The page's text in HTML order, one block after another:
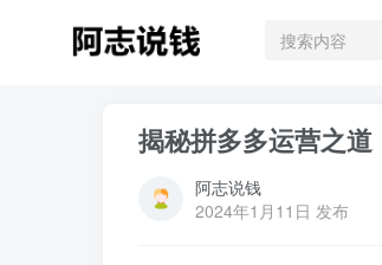
揭秘拼多多运营之道
阿志说钱
2024年1月11日 发布